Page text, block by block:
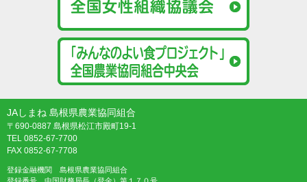
JAしまね 島根県農業協同組合
〒690-0887 島根県松江市殿町19-1
TEL 0852-67-7700
FAX 0852-67-7708
登録金融機関 島根県農業協同組合